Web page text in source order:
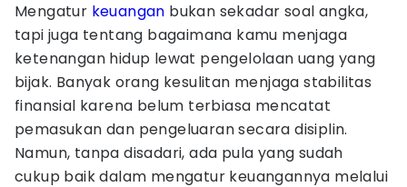
Mengatur keuangan bukan sekadar soal angka,
tapi juga tentang bagaimana kamu menjaga
ketenangan hidup lewat pengelolaan uang yang
bijak. Banyak orang kesulitan menjaga stabilitas
finansial karena belum terbiasa mencatat
pemasukan dan pengeluaran secara disiplin.
Namun, tanpa disadari, ada pula yang sudah
cukup baik dalam mengatur keuangannya melalui